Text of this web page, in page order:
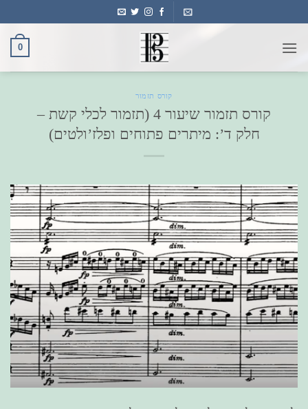
to
content
0
קורס תזמור
קורס תזמור שיעור 4 (תזמור לכלי קשת –
חלק ד’: מיתרים פתוחים ופלז’ולטים)